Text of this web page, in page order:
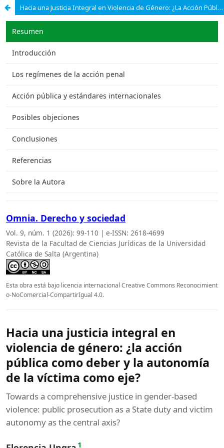
Hacia una Justicia Integral en Violencia de Género: ¿La Acción Pública como Deber y la Autonomía de la Víctima como Eje?